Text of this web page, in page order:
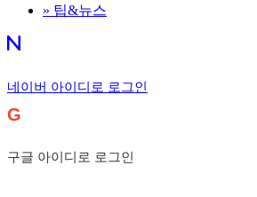
» 팁&뉴스
네이버 아이디로 로그인
G
구글 아이디로 로그인